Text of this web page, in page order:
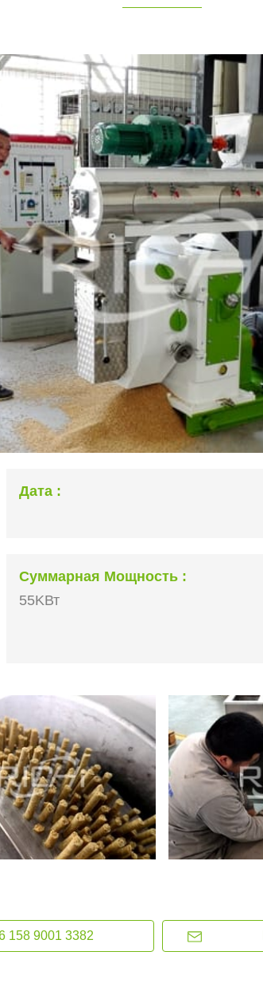
Дата
Суммарная Мощность
55KВт
158 9001 3382